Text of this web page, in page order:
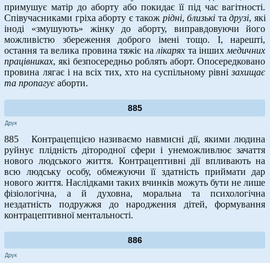
примушує матір до аборту або покидає її під час вагітності.
Співучасниками гріха аборту є також рідні,близькі тадрузі, які
іноді «змушують» жінку до аборту, виправдовуючи його
можливістю збереження доброго імені тощо. І, нарешті,
остання та велика провина тяжіє налікарях та інших медичних
працівниках, які безпосередньо роблять аборт. Опосередковано
провина лягає і на всіх тих, хто на суспільному рівнізахищає
та пропагує аборти.
885
Друк
885 Контрацепцією називаємо навмисні дії, якими людина
руйнує плідність дітородної сфери і унеможливлює зачаття
нового людського життя. Контрацептивні дії впливають на
всю людську особу, обмежуючи її здатність приймати дар
нового життя. Наслідками таких вчинків можуть бути не лише
фізіологічна, а й духовна, моральна та психологічна
нездатність подружжя до народження дітей, формування
контрацептивної ментальності.
886
Друк